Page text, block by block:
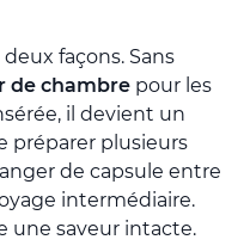
façons. Sans
de chambre pour les
il devient un
préparer plusieurs
de capsule entre
intermédiaire.
une saveur intacte.